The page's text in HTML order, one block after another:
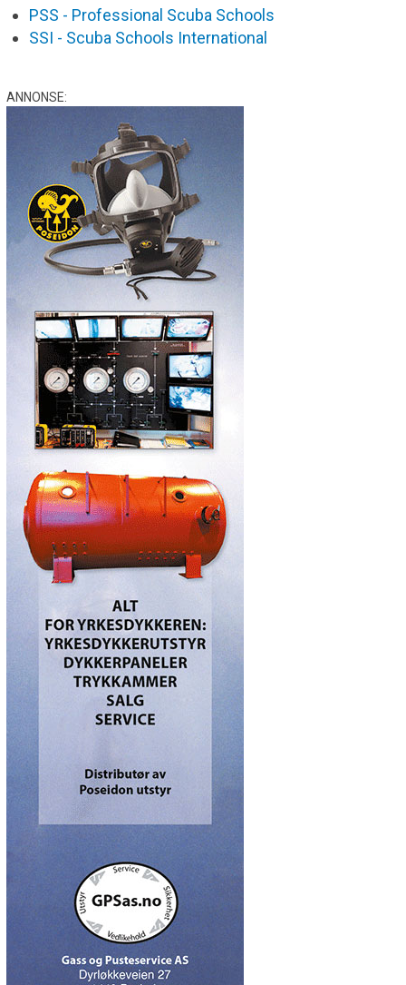
PSS - Professional Scuba Schools
SSI - Scuba Schools International
ANNONSE: